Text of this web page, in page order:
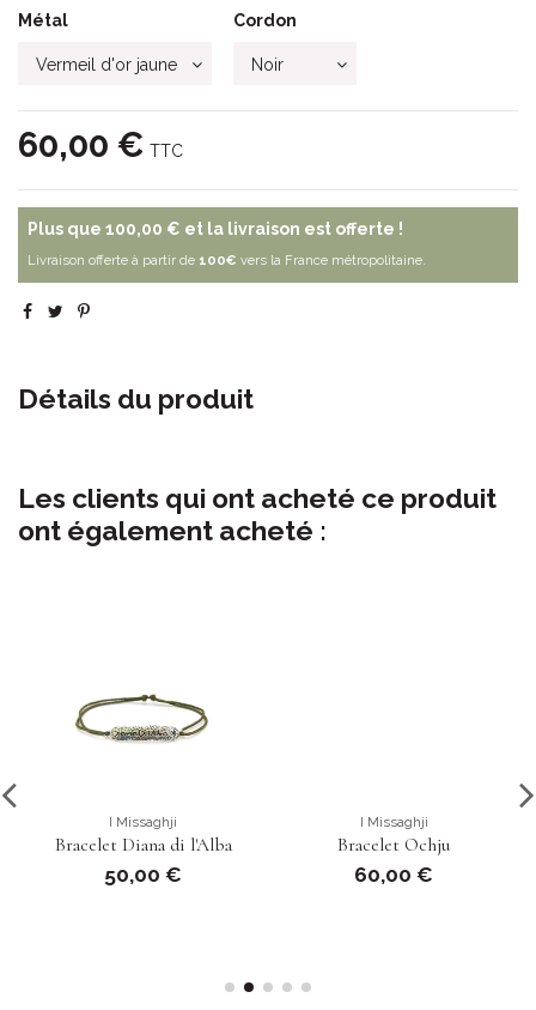
Métal Cordon
60,00 € TTC
Plus que 100,00 € et la livraison est offerte !
Livraison offerte à partir de 100€ vers la France métropolitaine.
Détails du produit
Les clients qui ont acheté ce produit
ont également acheté :
I Missaghji
Bracelet Diana di l'Alba
50,00 €
I Missaghji
Bracelet Ochju
60,00 €